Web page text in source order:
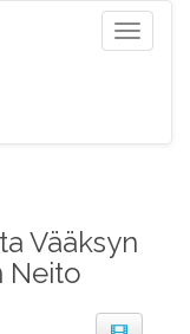
Toggle
Vääksyn
Neito